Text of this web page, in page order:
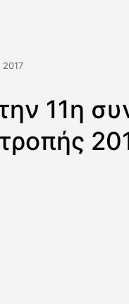
2017
11η